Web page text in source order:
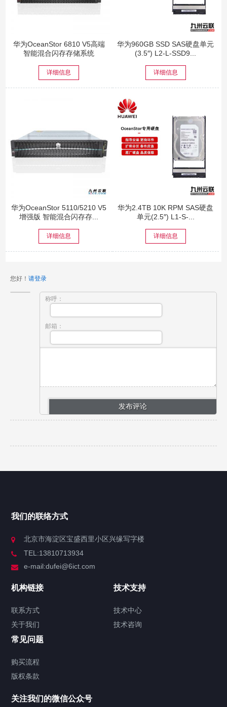
华为OceanStor 6810 V5高端
智能混合闪存存储系统
详细信息
华为960GB SSD SAS硬盘单元
(3.5″) L2-L-SSD9...
详细信息
华为OceanStor 5110/5210 V5
增强版 智能混合闪存存...
详细信息
华为2.4TB 10K RPM SAS硬盘
单元(2.5″) L1-S-...
详细信息
您好！ 请登录
称呼：
邮箱：
我们的联络方式
北京市海淀区宝盛西里小区兴缘写字楼
TEL:13810713934
e-mail:dufei@6ict.com
机构链接
联系方式
关于我们
技术支持
技术中心
技术咨询
常见问题
购买流程
版权条款
关注我们的微信公众号